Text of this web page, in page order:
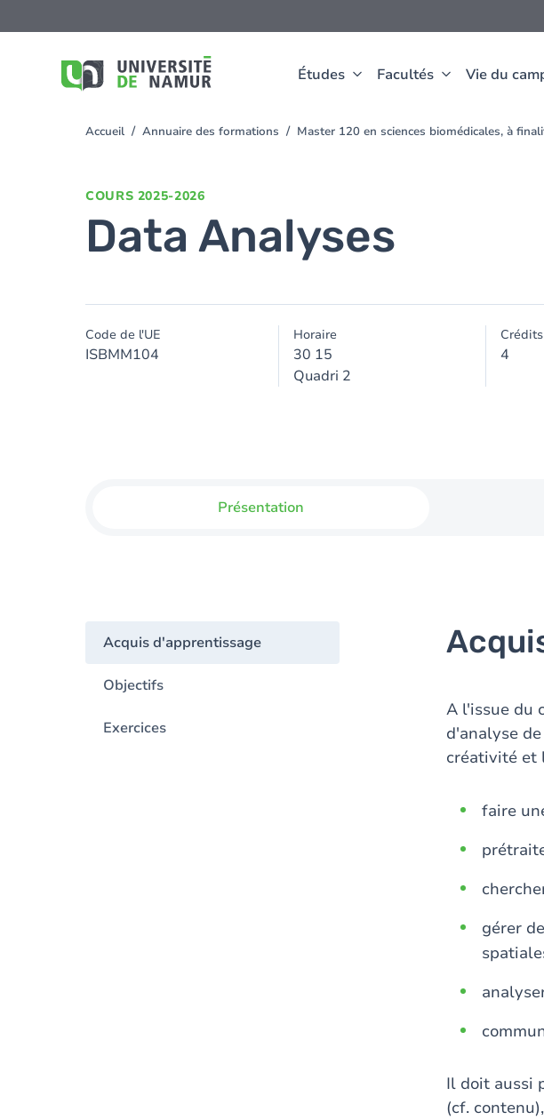
Études Facultés Vie du
au
You
Accueil Annuaire des formations Master 120 en sciences biomédicales, à
COURS 2025-2026
Data Analyses
Code de l'UE
ISBMM104
Horaire
30 15
Quadri 2
4
Présentation
Acquis d'apprentissage
Objectifs
Exercices
A l'issue du
d'analyse
créativité et
faire
gérer
Il doit aussi
(cf.